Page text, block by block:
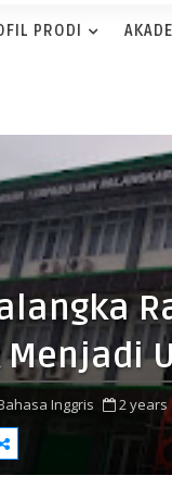
PRODI
Inggris
2 years